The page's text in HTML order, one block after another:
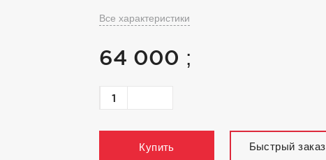
Все характеристики
64 000 ;
Купить Быстрый заказ